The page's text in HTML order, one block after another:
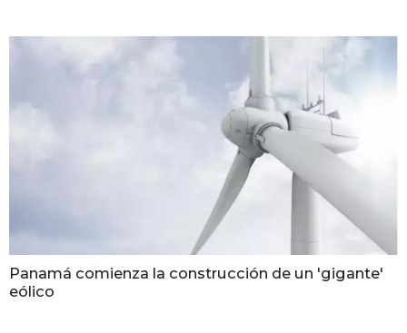
Panamá comienza la construcción de un 'gigante'
eólico